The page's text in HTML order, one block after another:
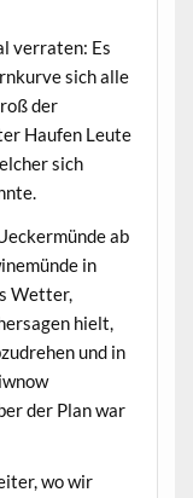
verraten: Es
sich alle
der
Haufen Leute
sich
ab
in
Wetter,
hielt,
und in
der Plan war
wo wir